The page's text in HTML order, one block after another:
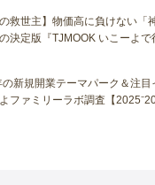
の救世主】物価高に負けない
決定版『TJMOOK いこーよ
新規開業テーマパーク＆注
ファミリーラボ調査【